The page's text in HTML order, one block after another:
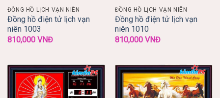
ĐỒNG HỒ LỊCH VẠN NIÊN
Đồng hồ điện tử lịch vạn
niên 1003
810,000 VNĐ
ĐỒNG HỒ LỊCH VẠN NIÊN
Đồng hồ điện tử lịch vạn
niên 1010
810,000 VNĐ